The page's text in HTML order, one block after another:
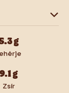
Öntet
g
9.1g
Zsír